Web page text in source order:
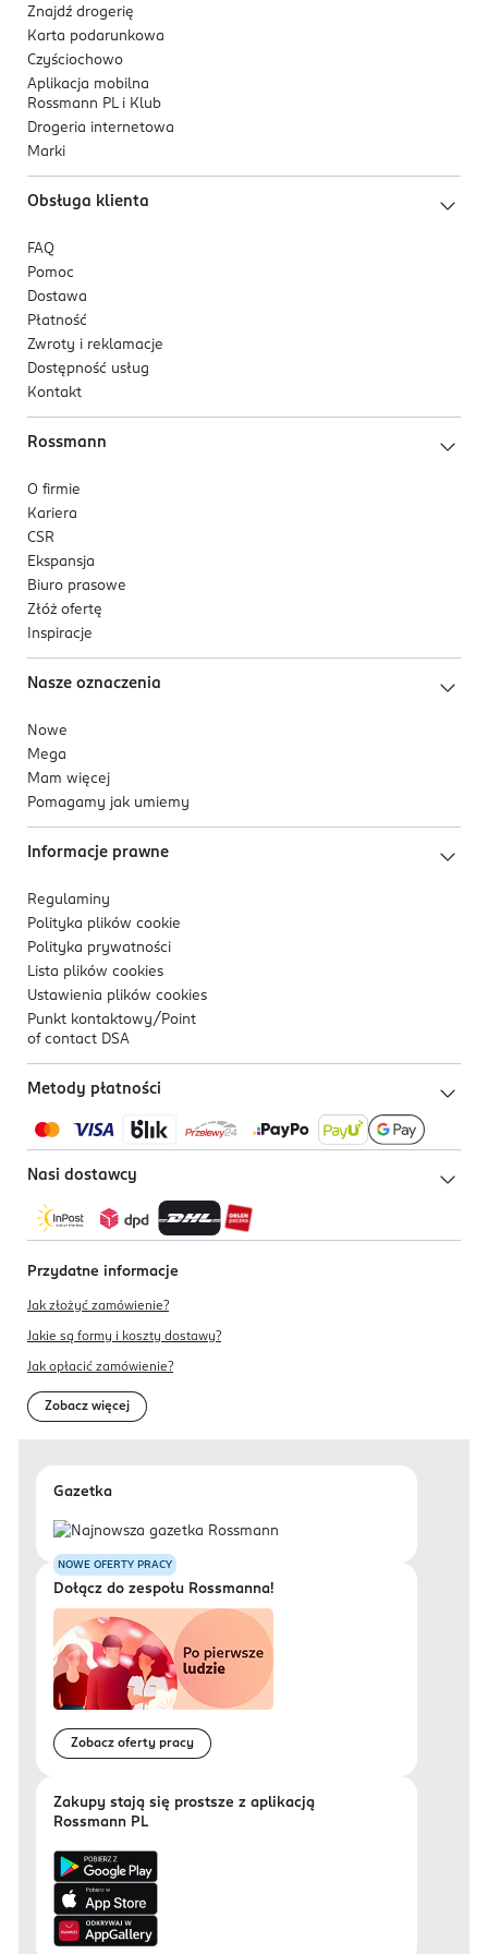
Znajdź drogerię
Karta podarunkowa
Czyściochowo
Aplikacja mobilna
Rossmann PL i Klub
Drogeria internetowa
Marki
Obsługa klienta
FAQ
Pomoc
Dostawa
Płatność
Zwroty i reklamacje
Dostępność usług
Kontakt
Rossmann
O firmie
Kariera
CSR
Ekspansja
Biuro prasowe
Złóż ofertę
Inspiracje
Nasze oznaczenia
Nowe
Mega
Mam więcej
Pomagamy jak umiemy
Informacje prawne
Regulaminy
Polityka plików cookie
Polityka prywatności
Lista plików cookies
Ustawienia plików cookies
Punkt kontaktowy/ Point
of contact DSA
Metody płatności
Nasi dostawcy
Przydatne informacje
Jak złożyć zamówienie?
Jakie są formy i koszty dostawy?
Jak opłacić zamówienie?
Zobacz więcej
Gazetka
NOWE OFERTY PRACY
Dołącz do zespołu Rossmanna!
Zobacz oferty pracy
Zakupy stają się prostsze z aplikacją
Rossmann PL